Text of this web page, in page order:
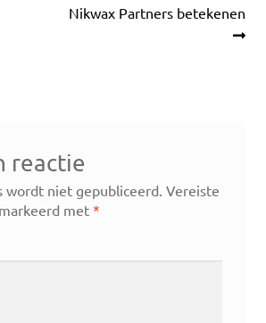
Nikwax Partners betekenen
reactie
wordt niet gepubliceerd. Vereiste
met *